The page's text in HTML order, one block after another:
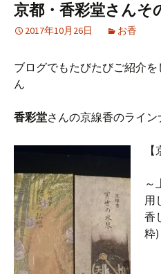
京都・香彩堂さんそ
2017年10月26日 お香
ブログでもたびたびご紹介を
ん
香彩堂さんの京線香のライ
～
用
香
粋)